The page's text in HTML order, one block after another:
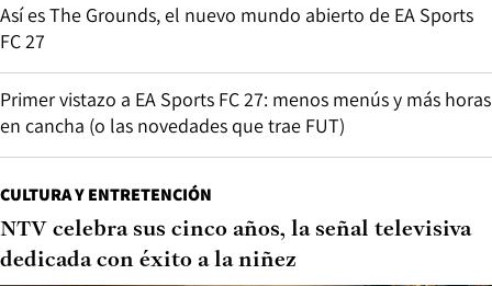
Así es The Grounds, el nuevo mundo abierto de EA Sports
FC 27
Primer vistazo a EA Sports FC 27: menos menús y más horas
en cancha (o las novedades que trae FUT)
CULTURA Y ENTRETENCIÓN
NTV celebra sus cinco años, la señal televisiva
dedicada con éxito a la niñez